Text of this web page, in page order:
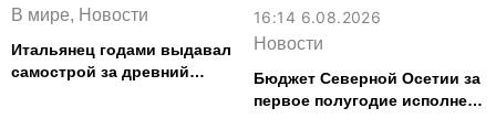
В мире, Новости
Итальянец годами выдавал
самострой за древний
16:14 6.08.2026
Новости
Бюджет Северной Осетии за
первое полугодие исполнен